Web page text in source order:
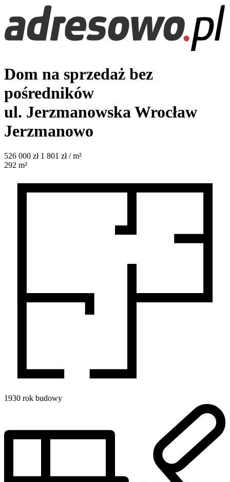
Dom na sprzedaż bez
pośredników
ul. Jerzmanowska Wrocław
Jerzmanowo
526 000 zł 1 801 zł / m²
292 m²
1930 rok budowy